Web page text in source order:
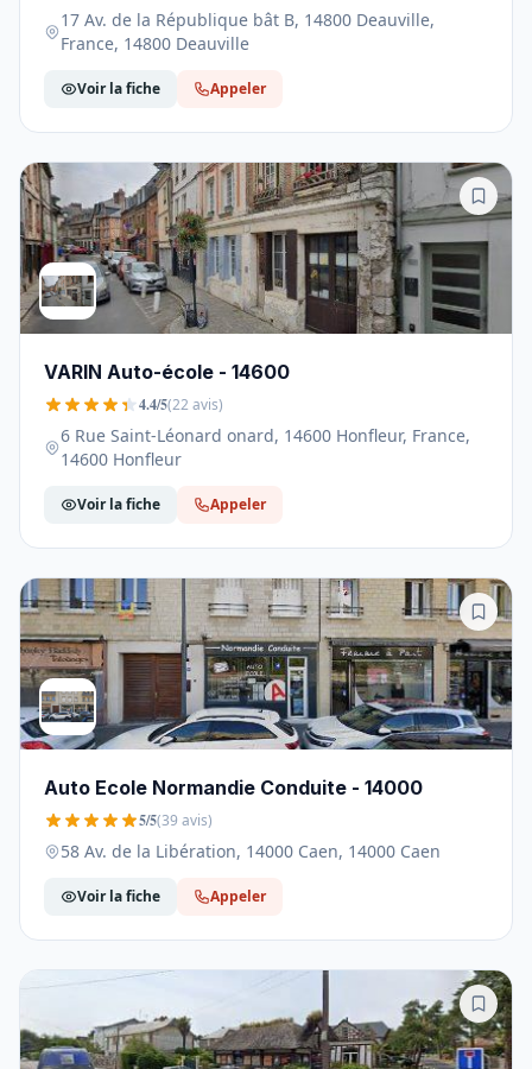
17 Av. de la République bât B, 14800 Deauville,
France, 14800 Deauville
Voir la fiche Appeler
VARIN Auto-école - 14600
4.4/5(22 avis)
6 Rue Saint-Léonard onard, 14600 Honfleur, France,
14600 Honfleur
Voir la fiche Appeler
Auto Ecole Normandie Conduite - 14000
5/5(39 avis)
58 Av. de la Libération, 14000 Caen, 14000 Caen
Voir la fiche Appeler